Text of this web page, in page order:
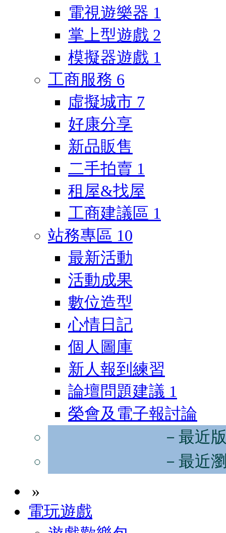
電視遊樂器 1
掌上型遊戲 2
模擬器遊戲 1
工商服務 6
虛擬城市 7
好康分享
新品販售
二手拍賣 1
租屋&找屋
工商建議區 1
站務專區 10
最新活動
活動成果
數位造型
心情日記
個人圖庫
新人報到練習
論壇問題建議 1
榮會及電子報討論
－最近
－最近
»
電玩遊戲